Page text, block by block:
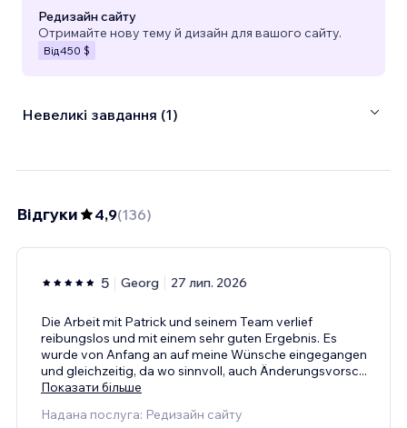
Редизайн сайту
Отримайте нову тему й дизайн для вашого сайту.
Від450 $
Невеликі завдання (1)
Відгуки 4,9(136)
5 Georg 27 лип. 2026
Die Arbeit mit Patrick und seinem Team verlief
reibungslos und mit einem sehr guten Ergebnis. Es
wurde von Anfang an auf meine Wünsche eingegangen
und gleichzeitig, da wo sinnvoll, auch Änderungsvorsc...
Показати більше
Надана послуга: Редизайн сайту